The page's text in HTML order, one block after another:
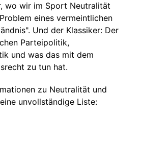
wo wir im Sport Neutralität
eines vermeintlichen
Und der Klassiker: Der
Parteipolitik,
und was das mit dem
zu tun hat.
zu Neutralität und
unvollständige Liste: